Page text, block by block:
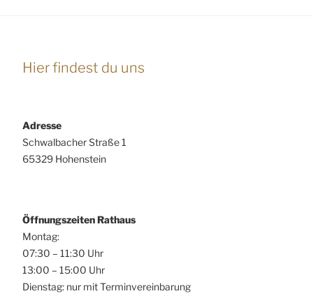
Hier findest du uns
Adresse
Schwalbacher Straße 1
65329 Hohenstein
Öffnungszeiten Rathaus
Montag:
07:30 – 11:30 Uhr
13:00 – 15:00 Uhr
Dienstag: nur mit Terminvereinbarung